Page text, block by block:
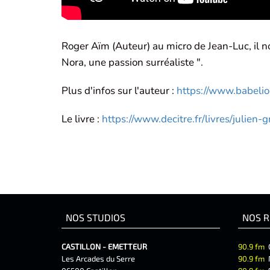
Roger Aïm (Auteur) au micro de Jean-Luc, il
Nora, une passion surréaliste ".
Plus d'infos sur l'auteur : https://
Le livre : https://www.decitre.fr/livres/julien-
NOS STUDIOS
CASTILLON - EMETTEUR
Les Arcades du Serre
NOS
90.9 fm
90.9 fm